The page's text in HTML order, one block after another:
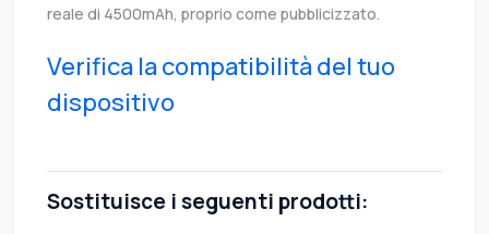
reale di 4500mAh, proprio come pubblicizzato.
Verifica la compatibilità del tuo
dispositivo
Sostituisce i seguenti prodotti: